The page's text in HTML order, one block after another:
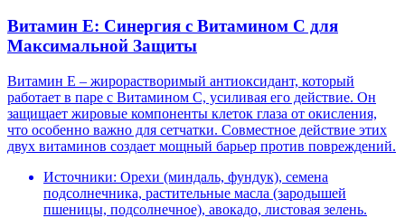
Витамин E: Синергия с Витамином C для
Максимальной Защиты
Витамин E – жирорастворимый антиоксидант, который
работает в паре с Витамином C, усиливая его действие. Он
защищает жировые компоненты клеток глаза от окисления,
что особенно важно для сетчатки. Совместное действие этих
двух витаминов создает мощный барьер против повреждений.
Источники: Орехи (миндаль, фундук), семена
подсолнечника, растительные масла (зародышей
пшеницы, подсолнечное), авокадо, листовая зелень.